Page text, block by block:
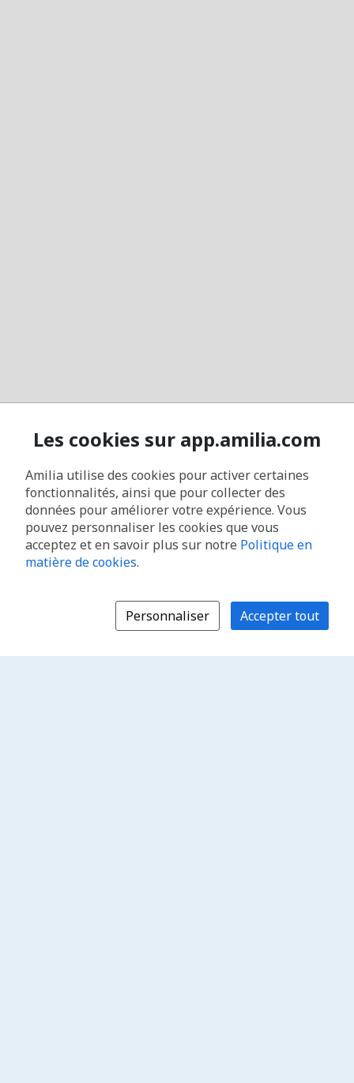
Les cookies sur app.amilia.com
Amilia utilise des cookies pour activer certaines
fonctionnalités, ainsi que pour collecter des
données pour améliorer votre expérience. Vous
pouvez personnaliser les cookies que vous
acceptez et en savoir plus sur notre Politique en
matière de cookies.
Personnaliser Accepter tout